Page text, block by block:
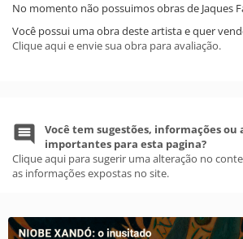
No momento não possuimos obras de Jaques
Você possui uma obra deste artista e quer
Clique aqui e envie sua obra para avaliação.
Você tem sugestões, informações ou
importantes para esta pagina?
Clique aqui para sugerir uma alteração no
as informações expostas no site.